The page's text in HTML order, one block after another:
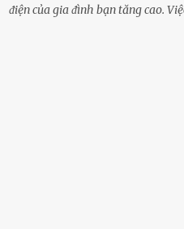
ᵭiện của gia ᵭình bạn tăng cao.